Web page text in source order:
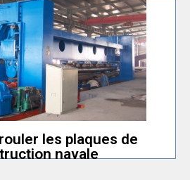
les plaques de
navale
les plaques de
navale
les tôles spéciale pour la
La largeur maximale de pliage
atteindre 12 000 mm.